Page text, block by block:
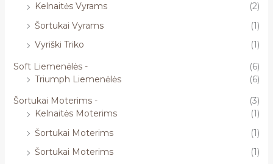
Kelnaitės Vyrams
(2)
Šortukai Vyrams
(1)
Vyriški Triko
(1)
Soft Liemenėlės -
(6)
Triumph Liemenėlės
(6)
Šortukai Moterims -
(3)
Kelnaitės Moterims
(1)
Šortukai Moterims
(1)
Šortukai Moterims
(1)